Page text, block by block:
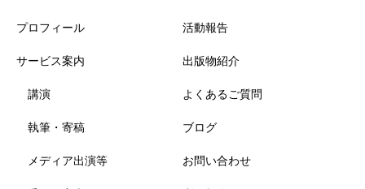
プロフィール
サービス案内
講演
執筆・寄稿
メディア出演等
活動報告
出版物紹介
よくあるご質問
ブログ
お問い合わせ